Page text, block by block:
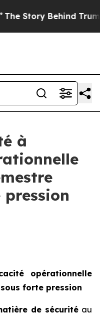
Trump’s Terrible
à
opérationnelle
forte pression
de sécuritéau